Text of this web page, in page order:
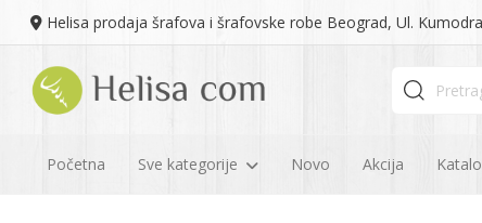
Helisa prodaja šrafova i šrafovske robe Beograd, Ul.
Početna Sve kategorije Novo Akcija